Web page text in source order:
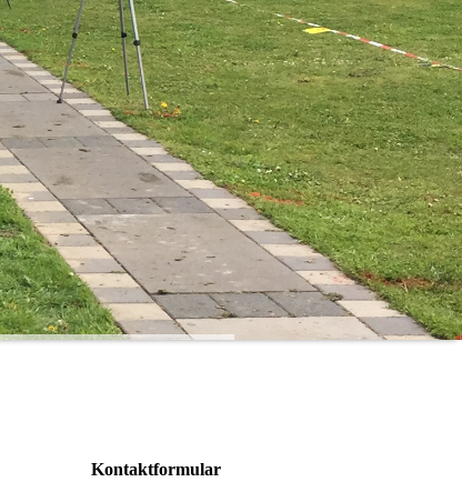
Kontaktformular